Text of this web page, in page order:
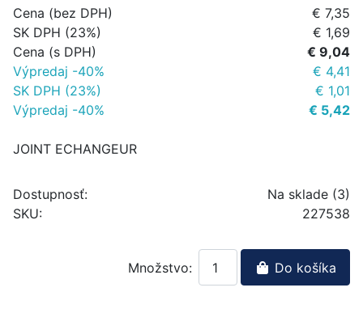
Cena (bez DPH)
€ 7,35
SK DPH (23%)
€ 1,69
Cena (s DPH)
€ 9,04
Výpredaj -40%
€ 4,41
SK DPH (23%)
€ 1,01
Výpredaj -40%
€ 5,42
JOINT ECHANGEUR
Dostupnosť:
Na sklade (3)
SKU:
227538
Množstvo: Do košíka